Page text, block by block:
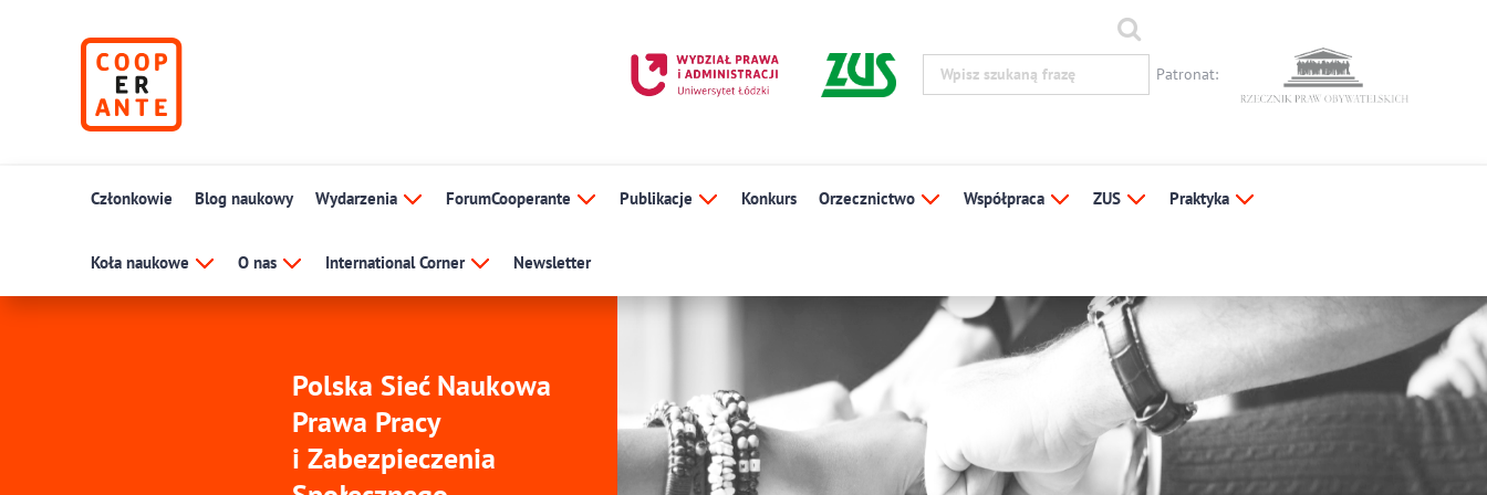
Patronat:
Członkowie Blog naukowy Wydarzenia ForumCooperante Publikacje Konkurs Orzecznictwo Współpraca ZUS Praktyka
Koła naukowe O nas International Corner Newsletter
Polska Sieć Naukowa
Prawa Pracy
i Zabezpieczenia